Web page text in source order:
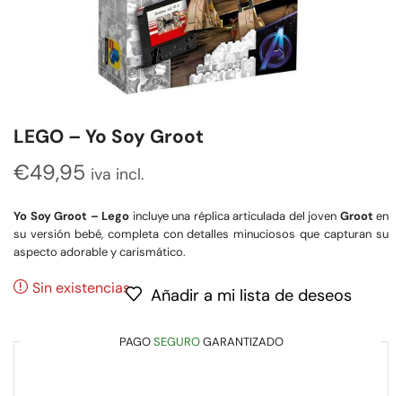
LEGO – Yo Soy Groot
€49,95 iva incl.
Yo Soy Groot – Lego incluye una réplica articulada del joven Groot en
su versión bebé, completa con detalles minuciosos que capturan su
aspecto adorable y carismático.
Sin existencias Añadir a mi lista de deseos
PAGOSEGUROGARANTIZADO